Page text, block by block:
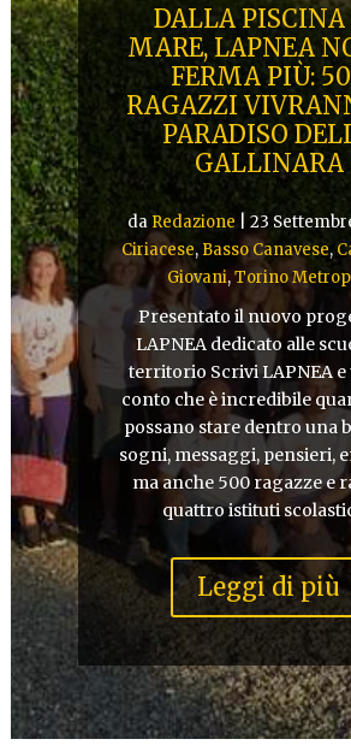
DALLA
MARE, LAPNEA
FERMA PIÙ:
RAGAZZI
PARADISO
GALLINARA
da Redazione |23
Ciriacese, Basso Canavese,
Giovani,Torino
Presentato il nuovo
LAPNEA dedicato alle
territorio Scrivi LAPNEA
conto che è incredibile
possano stare dentro una
sogni, messaggi, pensieri,
ma anche 500 ragazze e
quattro istituti
Leggi di più